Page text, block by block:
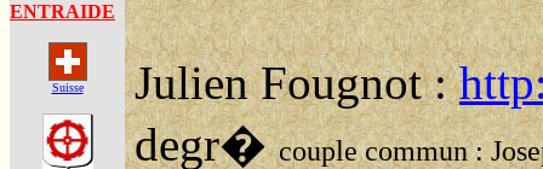
ENTRAIDE
Suisse